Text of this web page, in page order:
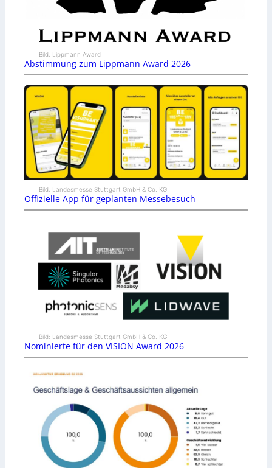
Bild: Lippmann Award
Abstimmung zum Lippmann Award 2026
Bild: Landesmesse Stuttgart GmbH & Co. KG
Offizielle App für geplanten Messebesuch
Bild: Landesmesse Stuttgart GmbH & Co. KG
Nominierte für den VISION Award 2026